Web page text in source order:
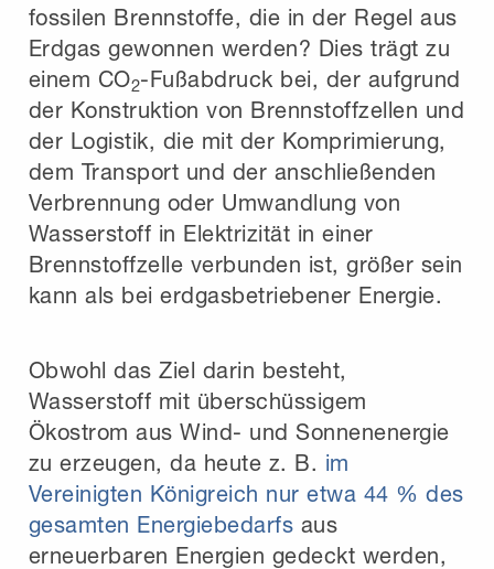
fossilen Brennstoffe, die in der Regel aus
Erdgas gewonnen werden? Dies trägt zu
einem CO2-Fußabdruck bei, der aufgrund
der Konstruktion von Brennstoffzellen und
der Logistik, die mit der Komprimierung,
dem Transport und der anschließenden
Verbrennung oder Umwandlung von
Wasserstoff in Elektrizität in einer
Brennstoffzelle verbunden ist, größer sein
kann als bei erdgasbetriebener Energie.
Obwohl das Ziel darin besteht,
Wasserstoff mit überschüssigem
Ökostrom aus Wind- und Sonnenenergie
zu erzeugen, da heute z. B. im
Vereinigten Königreich nur etwa 44 % des
gesamten Energiebedarfs aus
erneuerbaren Energien gedeckt werden,